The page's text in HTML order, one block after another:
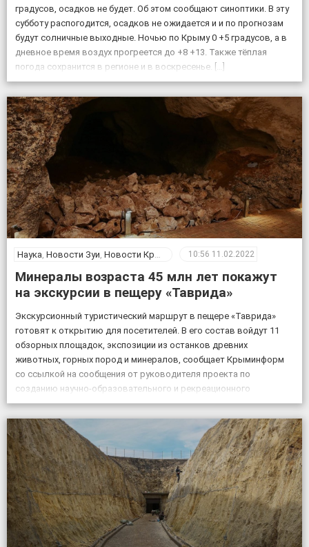
градусов, осадков не будет. Об этом сообщают синоптики. В эту
субботу распогодится, осадков не ожидается и и по прогнозам
будут солничные выходные. Ночью по Крыму 0 +5 градусов, а в
дневное время воздух прогреется до +8 +13. Также тёплая
погода сохранится в регионе и в воскресенье. […]
Наука Новости Зуи Новости Крыма 10:56 11.02.2022
Минералы возраста 45 млн лет покажут
на экскурсии в пещеру «Таврида»
Экскурсионный туристический маршрут в пещере «Таврида»
готовят к открытию для посетителей. В его состав войдут 11
обзорных площадок, экспозиции из останков древних
животных, горных пород и минералов, сообщает Крыминформ
со ссылкой на сообщения от руководителя проекта по
созданию научно-образовательного и рекреационного
комплекса на базе пещеры Таврида, старшего преподавателя
Крымского федерального университета Геннадия Самохина. «На
протяжении […]